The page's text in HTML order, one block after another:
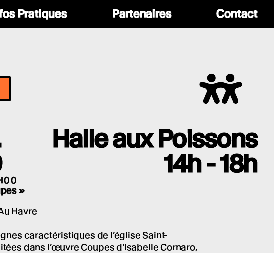
Pratiques Partenaires Contact
Halle aux Poissons
14h - 18h
»
Havre
caractéristiques de l’église Saint-
dans l’œuvre Coupes d’Isabelle Cornaro,